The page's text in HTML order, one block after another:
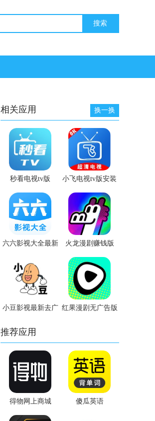
相关应用 换一换
秒看电视tv版
小飞电视tv版安装
包
六六影视大全最新
火龙漫剧赚钱版
小豆影视最新去广 红果漫剧无广告版
推荐应用
得物网上商城 傻瓜英语